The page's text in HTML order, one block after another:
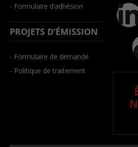
- Formulaire d’adhésion
PROJETS D’ÉMISSION
- Formulaire de demande
- Politique de traitement